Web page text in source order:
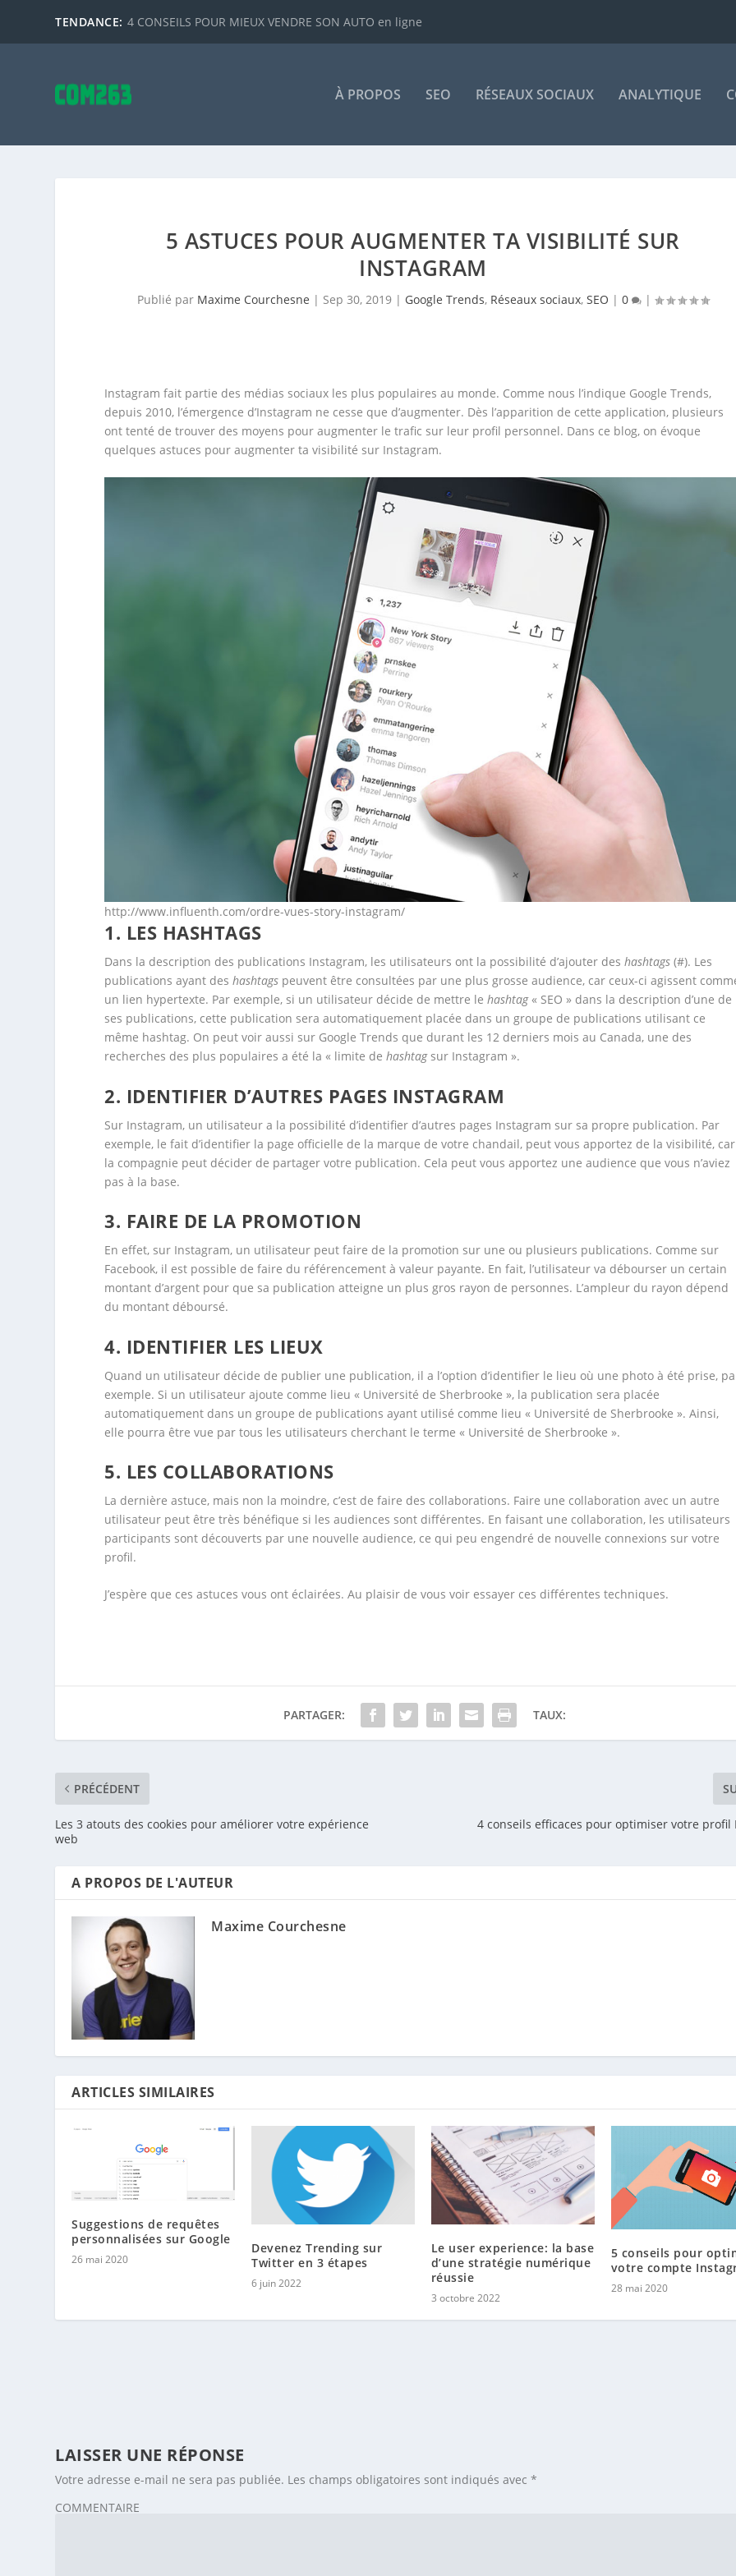
TENDANCE: 4 CONSEILS POUR MIEUX VENDRE SON AUTO en ligne
À PROPOS SEO RÉSEAUX SOCIAUX ANALYTIQUE
5 ASTUCES POUR AUGMENTER TA VISIBILITÉ SUR
INSTAGRAM
Publié par Maxime Courchesne | Sep 30, 2019| Google Trends, Réseaux sociaux, SEO | 0 |
Instagram fait partie des médias sociaux les plus populaires au monde. Comme nous l’indique Google Trends,
depuis 2010, l’émergence d’Instagram ne cesse que d’augmenter. Dès l’apparition de cette application, plusieurs
ont tenté de trouver des moyens pour augmenter le trafic sur leur profil personnel. Dans ce blog, on évoque
quelques astuces pour augmenter ta visibilité sur Instagram.
http://www.influenth.com/ordre-vues-story-instagram/
1. LES HASHTAGS
Dans la description des publications Instagram, les utilisateurs ont la possibilité d’ajouter deshashtags (#). Les
publications ayant deshashtags peuvent être consultées par une plus grosse audience, car ceux-ci agissent
un lien hypertexte. Par exemple, si un utilisateur décide de mettre lehashtag« SEO » dans la description d’une de
ses publications, cette publication sera automatiquement placée dans un groupe de publications utilisant ce
même hashtag. On peut voir aussi sur Google Trends que durant les 12 derniers mois au Canada, une des
recherches des plus populaires a été la « limite dehashtagsur Instagram ».
2. IDENTIFIER D’AUTRES PAGES INSTAGRAM
Sur Instagram, un utilisateur a la possibilité d’identifier d’autres pages Instagram sur sa propre publication. Par
exemple, le fait d’identifier la page officielle de la marque de votre chandail, peut vous apportez de la visibilité, car
la compagnie peut décider de partager votre publication. Cela peut vous apportez une audience que vous n’aviez
pas à la base.
3. FAIRE DE LA PROMOTION
En effet, sur Instagram, un utilisateur peut faire de la promotion sur une ou plusieurs publications. Comme sur
Facebook, il est possible de faire du référencement à valeur payante. En fait, l’utilisateur va débourser un certain
montant d’argent pour que sa publication atteigne un plus gros rayon de personnes. L’ampleur du rayon dépend
du montant déboursé.
4. IDENTIFIER LES LIEUX
Quand un utilisateur décide de publier une publication, il a l’option d’identifier le lieu où une photo à été prise,
exemple. Si un utilisateur ajoute comme lieu « Université de Sherbrooke », la publication sera placée
automatiquement dans un groupe de publications ayant utilisé comme lieu « Université de Sherbrooke ». Ainsi,
elle pourra être vue par tous les utilisateurs cherchant le terme « Université de Sherbrooke ».
5. LES COLLABORATIONS
La dernière astuce, mais non la moindre, c’est de faire des collaborations. Faire une collaboration avec un autre
utilisateur peut être très bénéfique si les audiences sont différentes. En faisant une collaboration, les utilisateurs
participants sont découverts par une nouvelle audience, ce qui peu engendré de nouvelle connexions sur votre
profil.
J’espère que ces astuces vous ont éclairées. Au plaisir de vous voir essayer ces différentes techniques.
PARTAGER: TAUX:
PRÉCÉDENT
Les 3 atouts des cookies pour améliorer votre expérience
web
4 conseils efficaces pour optimiser votre profil
A PROPOS DE L'AUTEUR
Maxime Courchesne
ARTICLES SIMILAIRES
Suggestions de requêtes
personnalisées sur Google
26 mai 2020
Devenez Trending sur
Twitter en 3 étapes
6 juin 2022
Le user experience: la base
d’une stratégie numérique
réussie
3 octobre 2022
5 conseils pour
votre compte
28 mai 2020
LAISSER UNE RÉPONSE
Votre adresse e-mail ne sera pas publiée. Les champs obligatoires sont indiqués avec*
COMMENTAIRE